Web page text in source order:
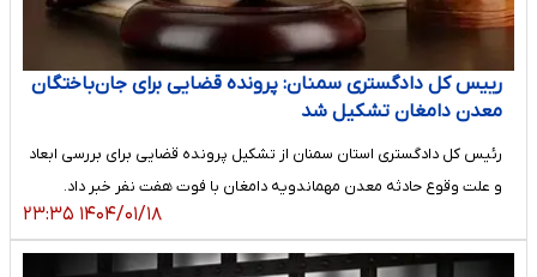
رییس کل دادگستری سمنان: پرونده قضایی برای جان‌باختگان
معدن دامغان تشکیل شد
رئیس کل دادگستری استان سمنان از تشکیل پرونده قضایی برای بررسی ابعاد
و علت وقوع حادثه معدن مهماندویه دامغان با فوت هفت نفر خبر داد.
۱۴۰۴/۰۱/۱۸ ۲۳:۳۵